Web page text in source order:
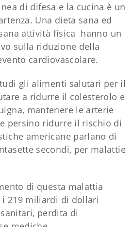
di difesa e la cucina è un
Una dieta sana ed
attività fisica hanno un
sulla riduzione della
cardiovascolare.
gli alimenti salutari per il
a ridurre il colesterolo e
mantenere le arterie
persino ridurre il rischio di
americane parlano di
secondi, per malattie
di questa malattia
i 219 miliardi di dollari
perdita di